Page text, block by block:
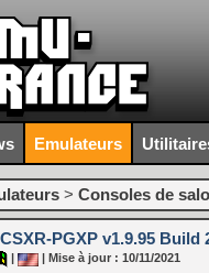
Emulateurs
> Consoles de
PGXP v1.9.95 Build
| Mise à jour : 10/11/2021